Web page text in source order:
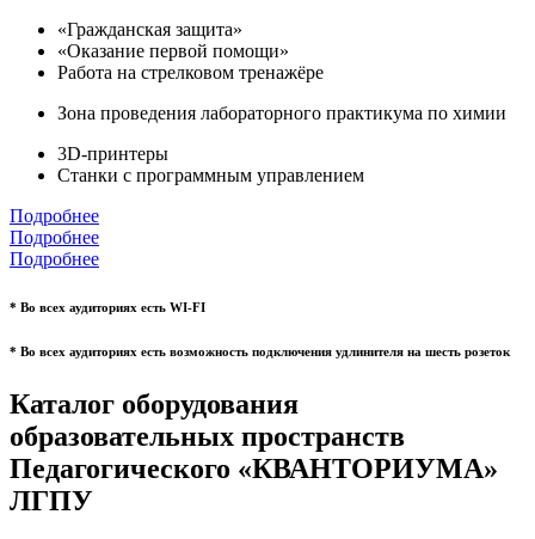
«Гражданская защита»
«Оказание первой помощи»
Работа на стрелковом тренажёре
Зона проведения лабораторного практикума по химии
3D-принтеры
Станки с программным управлением
Подробнее
Подробнее
Подробнее
* Во всех аудиториях есть WI-FI
* Во всех аудиториях есть возможность подключения удлинителя на шесть розеток
Каталог оборудования
образовательных пространств
Педагогического «КВАНТОРИУМА»
ЛГПУ